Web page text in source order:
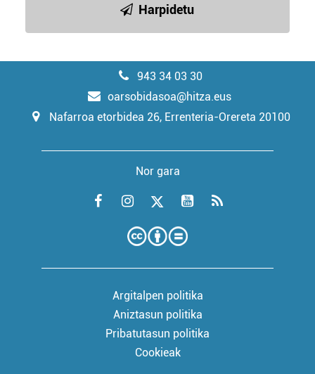
Harpidetu
943 34 03 30
oarsobidasoa@hitza.eus
Nafarroa etorbidea 26, Errenteria-Orereta 20100
Nor gara
Argitalpen politika
Aniztasun politika
Pribatutasun politika
Cookieak